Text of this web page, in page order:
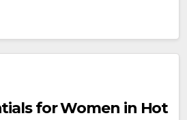
for Women in Hot